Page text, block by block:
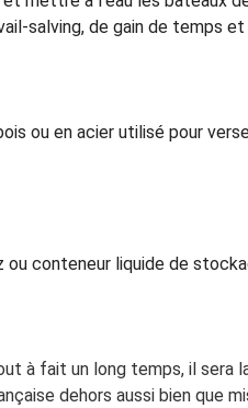
salving, de gain de temps
ou en acier utilisé pour
ou conteneur liquide de
à fait un long temps, il sera
dehors aussi bien que